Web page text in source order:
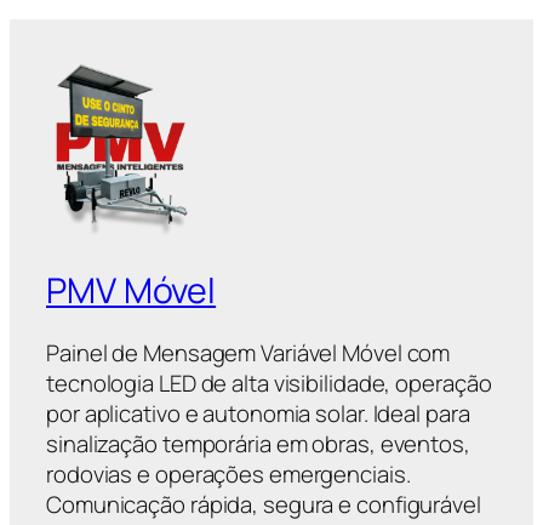
PMV Móvel
Painel de Mensagem Variável Móvel com
tecnologia LED de alta visibilidade, operação
por aplicativo e autonomia solar. Ideal para
sinalização temporária em obras, eventos,
rodovias e operações emergenciais.
Comunicação rápida, segura e configurável